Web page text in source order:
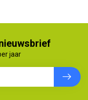
jaar